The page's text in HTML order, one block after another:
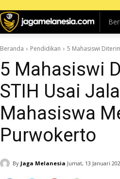
Beranda Pendidikan 5 Mahasiswi
5 Mahasiswi
STIH Usai
Mahasiswa
Purwokerto
By Jaga Melanesia Jumat, 13 Januari